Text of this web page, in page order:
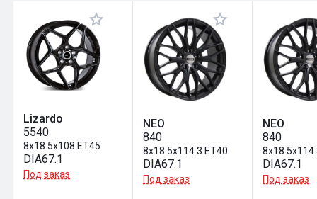
Оставить отзыв
Lizardo
5540
8x18 5x108 ET45
DIA67.1
Под заказ
NEO
840
8x18 5x114.3 ET40
DIA67.1
Под заказ
NEO
840
8x18
DIA67.1
Под заказ